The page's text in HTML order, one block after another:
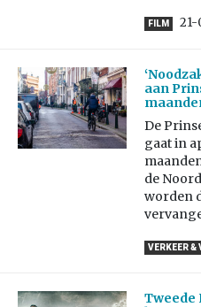
FILM 21-
aan
De
gaat in
de
worden
VERKEER &
Tweede